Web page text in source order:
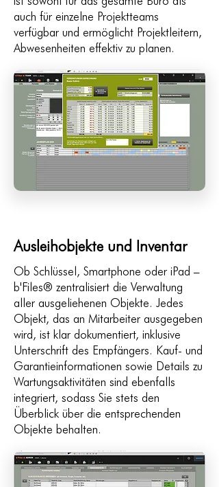
auch für einzelne Projektteams
verfügbar und ermöglicht Projektleitern,
Abwesenheiten effektiv zu planen.
Ausleihobjekte und Inventar
Ob Schlüssel, Smartphone oder iPad –
b'Files® zentralisiert die Verwaltung
aller ausgeliehenen Objekte. Jedes
Objekt, das an Mitarbeiter ausgegeben
wird, ist klar dokumentiert, inklusive
Unterschrift des Empfängers. Kauf- und
Garantieinformationen sowie Details zu
Wartungsaktivitäten sind ebenfalls
integriert, sodass Sie stets den
Überblick über die entsprechenden
Objekte behalten.